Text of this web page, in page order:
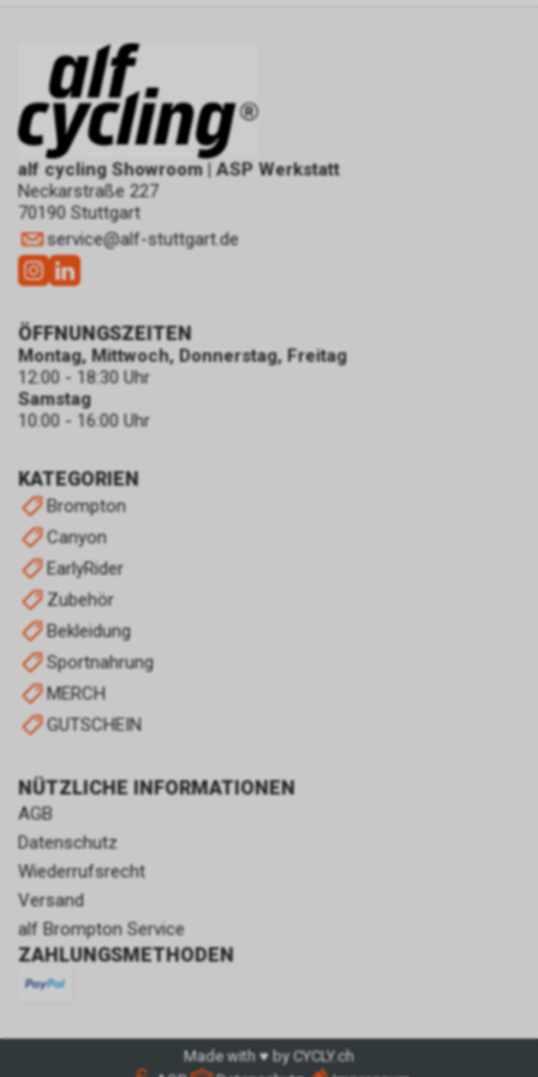
alf cycling Showroom | ASP Werkstatt
Neckarstraße 227
70190 Stuttgart
service@alf-stuttgart.de
KATEGORIEN
Brompton
Canyon
EarlyRider
Zubehör
Bekleidung
Sportnahrung
MERCH
GUTSCHEIN
NÜTZLICHE INFORMATIONEN
AGB
Datenschutz
Wiederrufsrecht
Versand
alf Brompton Service
ZAHLUNGSMETHODEN
ÖFFNUNGSZEITEN
Montag, Mittwoch, Donnerstag, Freitag
12:00 - 18:30 Uhr
Samstag
10:00 - 16:00 Uhr
Made with ♥ by CYCLY.ch